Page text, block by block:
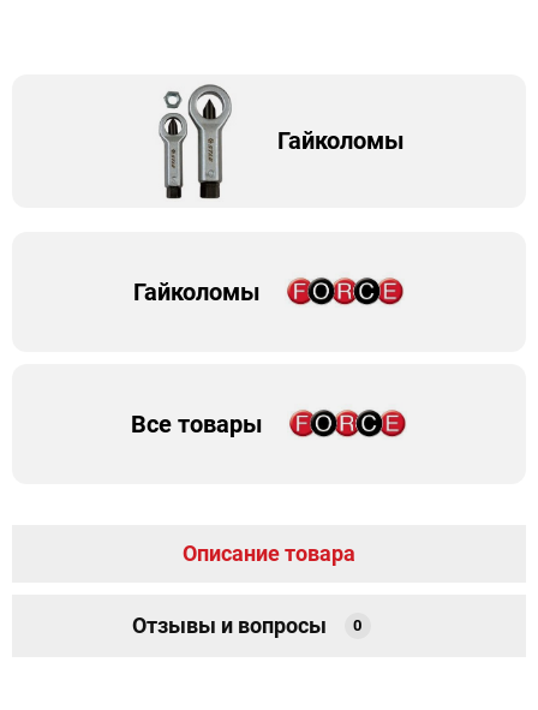
Гайколомы
Гайколомы
Все товары
Описание товара
Отзывы и вопросы 0